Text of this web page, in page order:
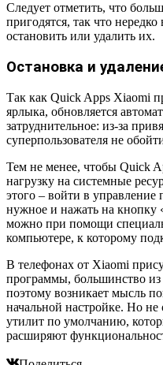
Следует отметить, что
пригодятся, так что
остановить или удалить их.
Остановка и
Так как Quick Apps Xiaomi
ярлыка, обновляется
затруднительное: из-за
суперпользователя не
Тем не менее, чтобы Quick
нагрузку на системные
этого – войти в
нужное и нажать на кнопку
можно при помощи
компьютере, к которому
В телефонах от Xiaomi
программы, большинство
поэтому возникает мысль
начальной настройке. Но не
утилит по умолчанию,
расширяют